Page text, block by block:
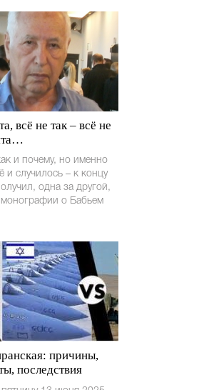
всё не так – всё не
и почему, но именно
и случилось – к концу
одна за другой,
монографии о Бабьем
причины,
последствия